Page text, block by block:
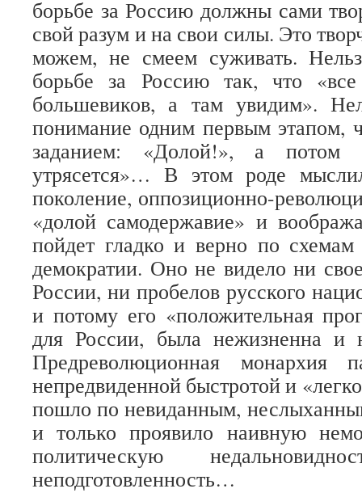
борьбе за Россию должны сами
свой разум и на свои силы. Это
можем, не смеем суживать.
борьбе за Россию так, что
большевиков, а там увидим».
понимание одним первым этапом,
заданием: «Долой!», а потом
утрясется»… В этом роде
поколение, оппозиционно-
«долой самодержавие» и
пойдет гладко и верно по схемам
демократии. Оно не видело ни
России, ни пробелов русского
и потому его «положительная
для России, была нежизненна и
Предреволюционная монархия
непредвиденной быстротой и
пошло по невиданным,
и только проявило наивную
политическую
неподготовленность…